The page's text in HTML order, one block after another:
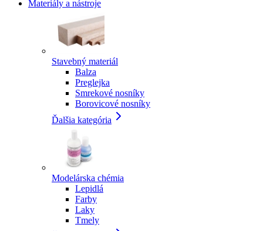
Materiály a nástroje
Stavebný materiál
Balza
Preglejka
Smrekové nosníky
Borovicové nosníky
Ďalšia kategória
Modelárska chémia
Lepidlá
Farby
Laky
Tmely